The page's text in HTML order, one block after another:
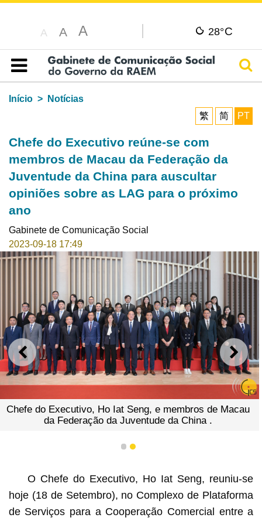
A A A 28°C
Índice
Início
Notícias
繁
简 PT
Chefe do Executivo reúne-se com
membros de Macau da Federação da
Juventude da China para auscultar
opiniões sobre as LAG para o próximo
ano
Gabinete de Comunicação Social
2023-09-18 17:49
ANTERIOR
Chefe do Executivo, Ho Iat Seng, e membros de Macau
da Federação da Juventude da China .
1 2
O Chefe do Executivo, Ho Iat Seng, reuniu-se
hoje (18 de Setembro), no Complexo de Plataforma
de Serviços para a Cooperação Comercial entre a